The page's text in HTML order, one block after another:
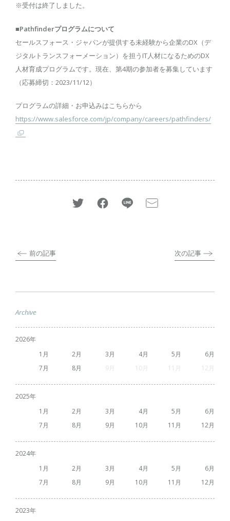
※受付は終了しました。
■Pathfinderプログラムについて
セールスフォース・ジャパンが提供する未経験から企業のDX（デ
ジタルトランスフォーメーション）を担うIT人材になるためのDX
人材育成プログラムです。現在、第4期の参加者を募集しています
（応募締切：2023/11/12）
プログラムの詳細・お申込みはこちらから
https://www.salesforce.com/jp/company/careers/pathfinders/
前の記事 次の記事
Archive
2026
1
2 3 4 5
6
7
8 9 10 11 12
2025
1
2 3 4 5
6
7
8 9 10 11 12
2024
1
2 3 4 5
6
7
8 9 10 11 12
2023